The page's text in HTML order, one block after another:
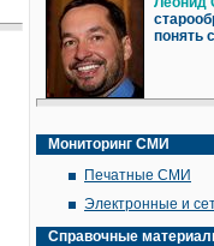
понять
Мониторинг СМИ
Печатные СМИ
Электронные и
Справочные